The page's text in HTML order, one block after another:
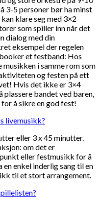
3-5 personer bør ha minst
klare seg med 3×2
som spiller inn når det
dialog med din
eksempel der regelen
et festband: Hos
i samme rom som
og festen på ett
Hvis det ikke er 3×4
plassere bandet ved baren,
å sikre en god fest!
livemusikk?
eller 3 x 45 minutter.
om det er
eller festmusikk for å
enkel inderlig sang til en
til et stort arrangement.